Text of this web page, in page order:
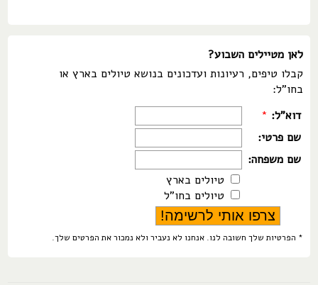
לאן מטיילים השבוע?
קבלו טיפים, רעיונות ועדכונים בנושא טיולים בארץ או
בחו"ל:
דוא"ל: *
שם פרטי:
שם משפחה:
טיולים בארץ
טיולים בחו"ל
* הפרטיות שלך חשובה לנו. אנחנו לא נעביר ולא נמכור את הפרטים שלך.